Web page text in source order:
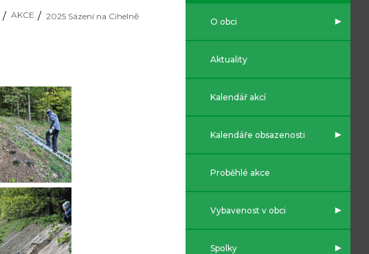
AKCE 2025 Sázení na Cihelně
O obci
Aktuality
Kalendář akcí
Kalendáře obsazenosti
Proběhlé akce
Vybavenost v obci
Spolky